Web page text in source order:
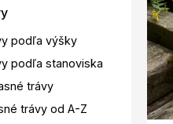
podľa výšky
podľa stanoviska
trávy
trávy od A-Z